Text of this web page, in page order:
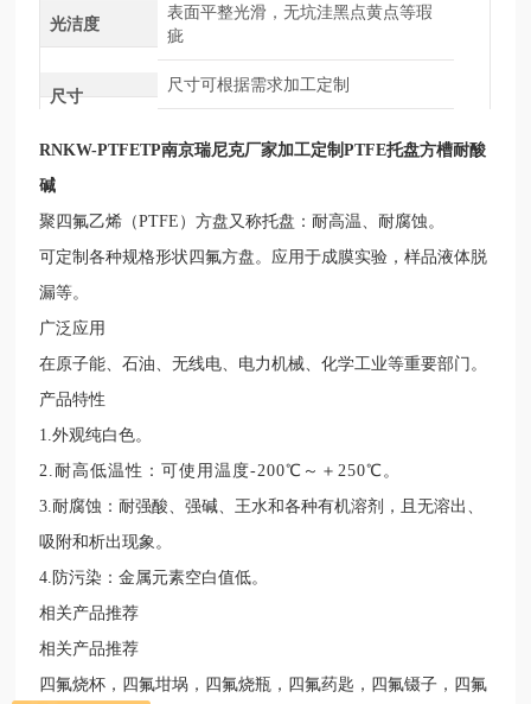
光洁度
表面平整光滑，无坑洼黑点黄点等瑕
疵
尺寸
尺寸可根据需求加工定制
RNKW-PTFETP南京瑞尼克厂家加工定制PTFE托盘方槽耐酸
碱
聚四氟乙烯（PTFE）方盘又称托盘：耐高温、耐腐蚀。
可定制各种规格形状四氟方盘。应用于成膜实验，样品液体脱
漏等。
广泛应用
在原子能、石油、无线电、电力机械、化学工业等重要部门。
产品特性
1.外观纯白色。
2.耐高低温性：可使用温度-200℃～＋250℃。
3.耐腐蚀：耐强酸、强碱、王水和各种有机溶剂，且无溶出、
吸附和析出现象。
4.防污染：金属元素空白值低。
相关产品推荐
相关产品推荐
四氟烧杯，四氟坩埚，四氟烧瓶，四氟药匙，四氟镊子，四氟